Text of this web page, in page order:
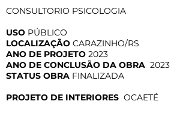
CONSULTORIO PSICOLOGIA
USO PÚBLICO
LOCALIZAÇÃO CARAZINHO/RS
ANO DE PROJETO 2023
ANO DE CONCLUSÃO DA OBRA 2023
STATUS OBRA FINALIZADA
PROJETO DE INTERIORES OCAETÉ